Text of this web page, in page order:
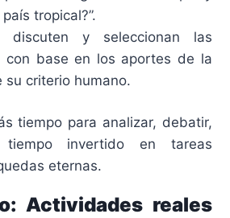
tropical?”.
discuten y seleccionan las
con base en los aportes de la
su criterio humano.
tiempo para analizar, debatir,
tiempo invertido en tareas
eternas.
Actividades reales